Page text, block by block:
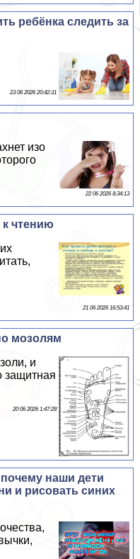
ребёнка следить за
23 06 2026 20:42:31
изо
22 06 2026 8:34:13
к чтению
21 06 2026 16:53:41
мозолям
и
защитная
20 06 2026 1:47:28
наши дети
и рисовать синих